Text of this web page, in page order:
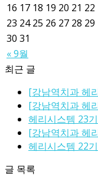
« 9월
16 17 18 19 20 21 22
23 24 25 26 27 28 29
30 31
최근 글
[강남역치과 헤
[강남역치과 헤
헤리시스템 23
[강남역치과 헤
헤리시스템 22
글 목록